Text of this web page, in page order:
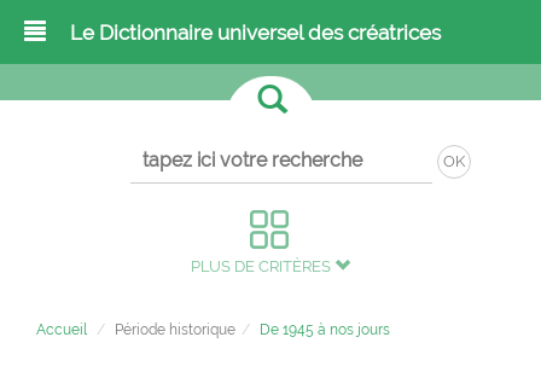
Le Dictionnaire universel des créatrices
OK
PLUS DE CRITÈRES
Accueil Période historique De 1945 à nos jours